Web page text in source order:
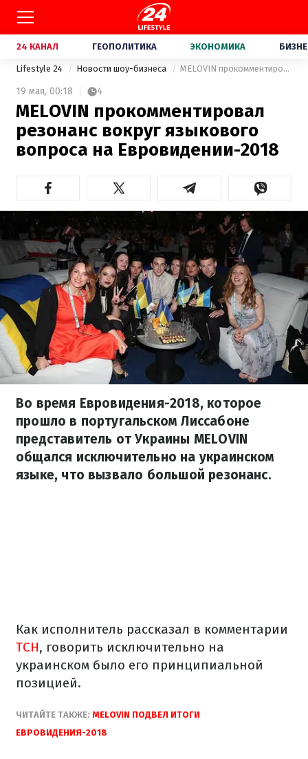
24 КАНАЛ ГЕОПОЛИТИКА ЭКОНОМИКА
Lifestyle 24 Новости шоу-бизнеса MELOVIN прокомментировал резонанс вокруг языкового вопроса на Евровидении-2018
19 мая, 00:18 4
MELOVIN прокомментировал
резонанс вокруг языкового
вопроса на Евровидении-2018
Во время Евровидения-2018, которое
прошло в португальском Лиссабоне
представитель от Украины MELOVIN
общался исключительно на украинском
языке, что вызвало большой резонанс.
Как исполнитель рассказал в комментарии
ТСН, говорить исключительно на
украинском было его принципиальной
позицией.
ЧИТАЙТЕ ТАКЖЕ: MELOVIN ПОДВЕЛ ИТОГИ
ЕВРОВИДЕНИЯ-2018